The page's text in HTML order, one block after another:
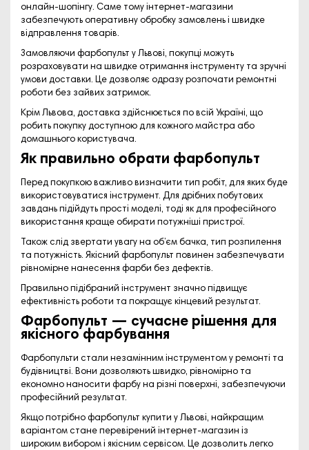
онлайн-шопінгу. Саме тому інтернет-магазини
забезпечують оперативну обробку замовлень і швидке
відправлення товарів.
Замовляючи фарбопульт у Львові, покупці можуть
розраховувати на швидке отримання інструменту та зручні
умови доставки. Це дозволяє одразу розпочати ремонтні
роботи без зайвих затримок.
Крім Львова, доставка здійснюється по всій Україні, що
робить покупку доступною для кожного майстра або
домашнього користувача.
Як правильно обрати фарбопульт
Перед покупкою важливо визначити тип робіт, для яких буде
використовуватися інструмент. Для дрібних побутових
завдань підійдуть прості моделі, тоді як для професійного
використання краще обирати потужніші пристрої.
Також слід звертати увагу на об’єм бачка, тип розпилення
та потужність. Якісний фарбопульт повинен забезпечувати
рівномірне нанесення фарби без дефектів.
Правильно підібраний інструмент значно підвищує
ефективність роботи та покращує кінцевий результат.
Фарбопульт — сучасне рішення для
якісного фарбування
Фарбопульти стали незамінним інструментом у ремонті та
будівництві. Вони дозволяють швидко, рівномірно та
економно наносити фарбу на різні поверхні, забезпечуючи
професійний результат.
Якщо потрібно фарбопульт купити у Львові, найкращим
варіантом стане перевірений інтернет-магазин із
широким вибором і якісним сервісом. Це дозволить легко